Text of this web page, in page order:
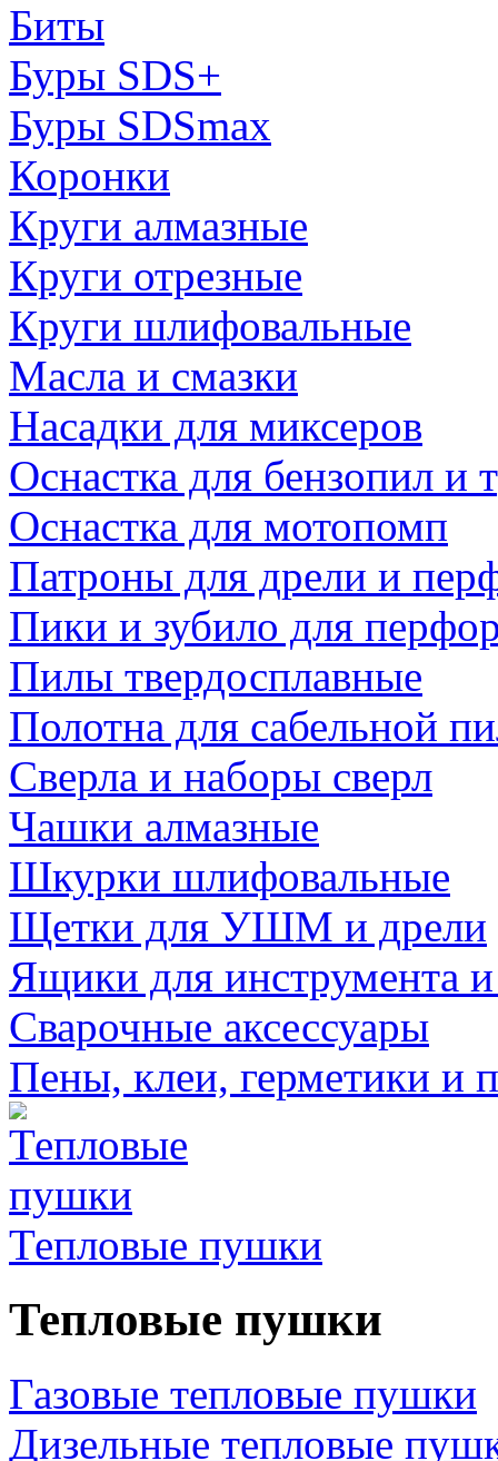
Биты
Буры SDS+
Буры SDSmax
Коронки
Круги алмазные
Круги отрезные
Круги шлифовальные
Масла и смазки
Насадки для миксеров
Оснастка для бензопил и
Оснастка для мотопомп
Патроны для дрели и
Пики и зубило для
Пилы твердосплавные
Полотна для сабельной
Сверла и наборы сверл
Чашки алмазные
Шкурки шлифовальные
Щетки для УШМ и дрели
Ящики для инструмента
Сварочные аксессуары
Пены, клеи, герметики и
Тепловые пушки
Тепловые пушки
Газовые тепловые пушки
Дизельные тепловые